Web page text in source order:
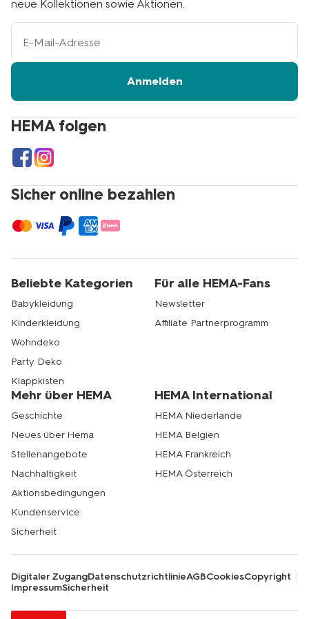
HEMA folgen
Sicher online bezahlen
neue Kollektionen sowie Aktionen.
Ihre
Adresse
Anmelden
Beliebte Kategorien
Babykleidung
Kinderkleidung
Wohndeko
Party Deko
Klappkisten
Für alle HEMA-Fans
Newsletter
Affiliate Partnerprogramm
Mehr über HEMA
Geschichte
Neues über Hema
Stellenangebote
Nachhaltigkeit
Aktionsbedingungen
Kundenservice
Sicherheit
HEMA International
HEMA Niederlande
HEMA Belgien
HEMA Frankreich
HEMA Österreich
Digitaler ZugangDatenschutzrichtlinieAGBCookiesCopyright
ImpressumSicherheit